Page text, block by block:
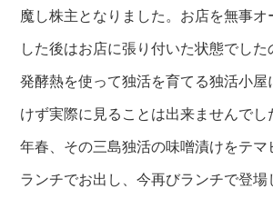
魔し株主となりました。お店を無事オ
した後はお店に張り付いた状態でした
発酵熱を使って独活を育てる独活小屋
けず実際に見ることは出来ませんでし
年春、その三島独活の味噌漬けをテマ
ランチでお出し、今再びランチで登場